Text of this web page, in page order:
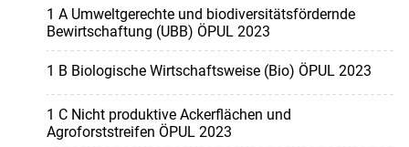
1 A Umweltgerechte und biodiversitätsfördernde
Bewirtschaftung (UBB) ÖPUL 2023
1 B Biologische Wirtschaftsweise (Bio) ÖPUL 2023
1 C Nicht produktive Ackerflächen und
Agroforststreifen ÖPUL 2023